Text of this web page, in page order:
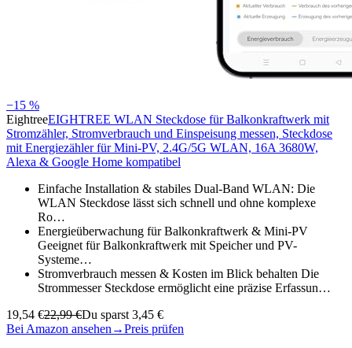
−15 %
EightreeEIGHTREE WLAN Steckdose für Balkonkraftwerk mit
Stromzähler, Stromverbrauch und Einspeisung messen, Steckdose
mit Energiezähler für Mini-PV, 2.4G/5G WLAN, 16A 3680W,
Alexa & Google Home kompatibel
Einfache Installation & stabiles Dual-Band WLAN: Die
WLAN Steckdose lässt sich schnell und ohne komplexe
Ro…
Energieüberwachung für Balkonkraftwerk & Mini-PV
Geeignet für Balkonkraftwerk mit Speicher und PV-
Systeme…
Stromverbrauch messen & Kosten im Blick behalten Die
Strommesser Steckdose ermöglicht eine präzise Erfassun…
19,54 €22,99 €Du sparst 3,45 €
Bei Amazon ansehen →Preis prüfen